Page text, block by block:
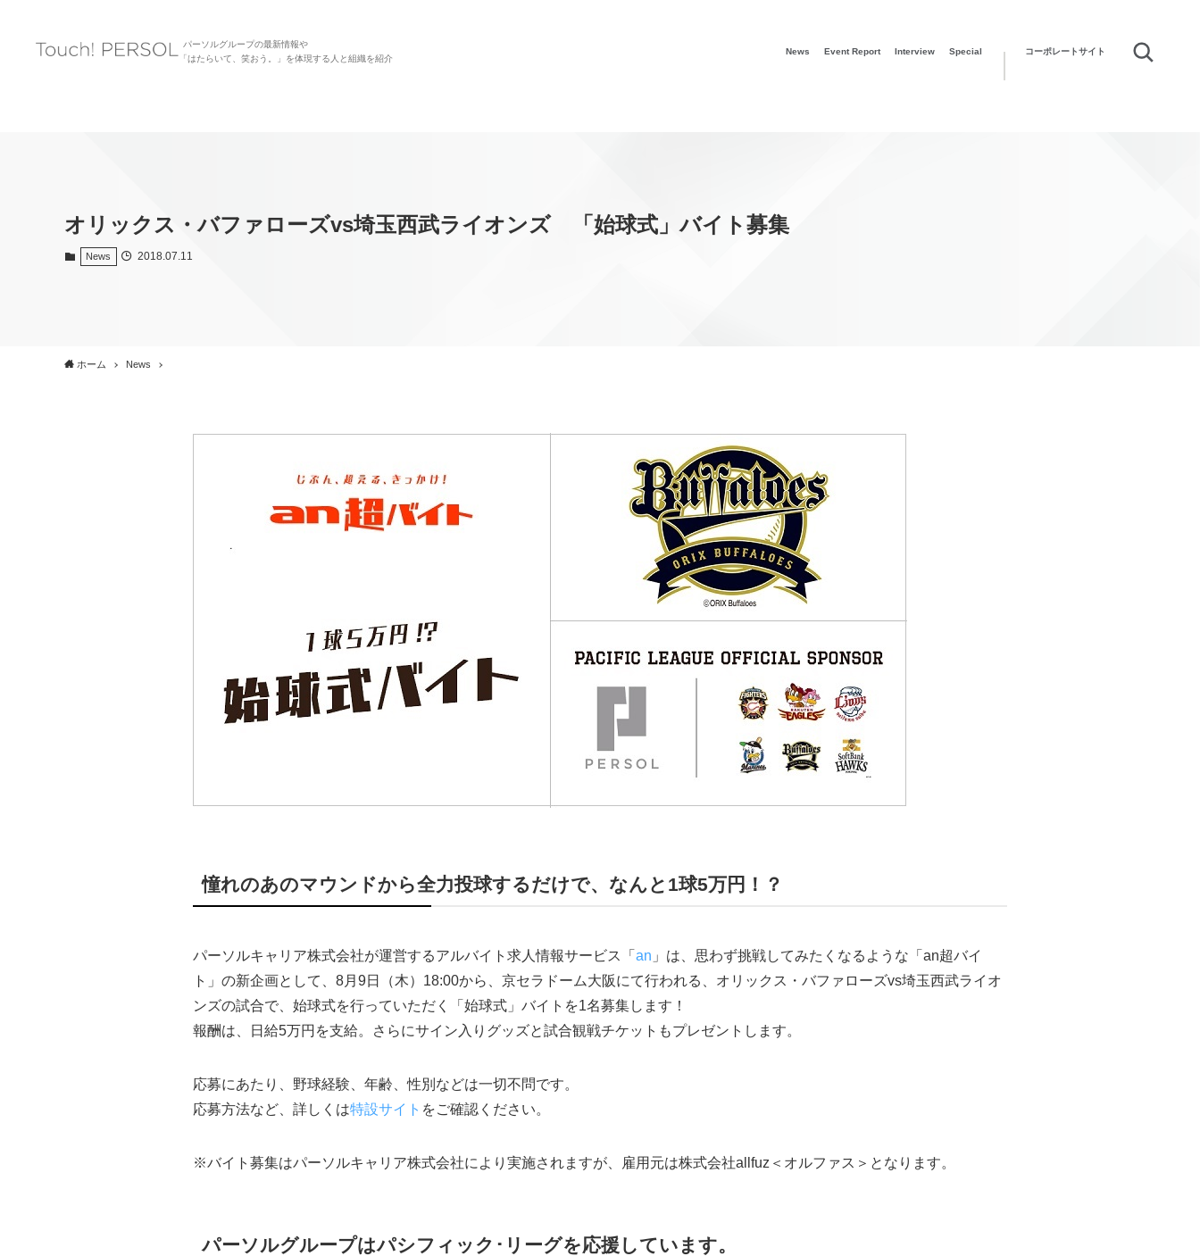
パーソルグループの最新情報や
「はたらいて、笑おう。」を体現する人と組織を紹介
News Event Report Interview Special コーポレートサイト
オリックス・バファローズvs埼玉西武ライオンズ 「始球式」バイト募集
News 2018.07.11
ホーム News
憧れのあのマウンドから全力投球するだけで、なんと1球5万円！？
パーソルキャリア株式会社が運営するアルバイト求人情報サービス「 an 」は、思わず挑戦してみたくなるような「an超バイ
ト」の新企画として、8月9日（木）18:00から、京セラドーム大阪にて行われる、オリックス・バファローズvs埼玉西武ライオ
ンズの試合で、始球式を行っていただく「始球式」バイトを1名募集します！
報酬は、日給5万円を支給。さらにサイン入りグッズと試合観戦チケットもプレゼントします。
応募にあたり、野球経験、年齢、性別などは一切不問です。
応募方法など、詳しくは特設サイト をご確認ください。
※バイト募集はパーソルキャリア株式会社により実施されますが、雇用元は株式会社allfuz＜オルファス＞となります。
パーソルグループはパシフィック･リーグを応援しています。